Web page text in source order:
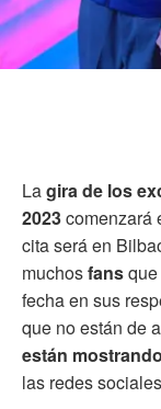
Lagira de los
2023comenzará
cita será en
muchosfans
fecha en sus
que no están de
están
las redes